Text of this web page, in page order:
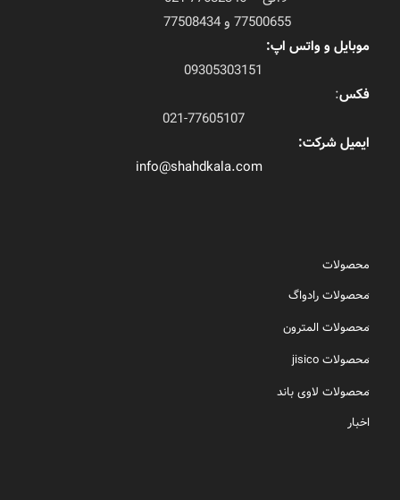
موبایل و واتس اپ:
فکس:
ایمیل شرکت:
info@shahdkala.com
محصولات
محصولات رادواگ
محصولات المترون
محصولات jisico
محصولات لاوی باند
اخبار